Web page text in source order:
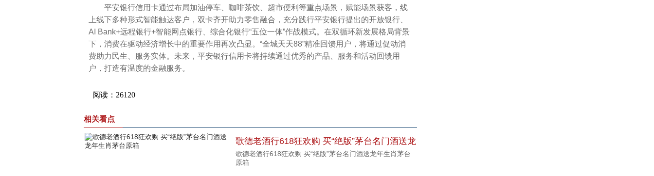
平安银行信用卡通过布局加油停车、咖啡茶饮、超市便利等重点场景，赋能场景获客，线
上线下多种形式智能触达客户，双卡齐开助力零售融合，充分践行平安银行提出的开放银行、
AI Bank+远程银行+智能网点银行、综合化银行“五位一体”作战模式。在双循环新发展格局背景
下，消费在驱动经济增长中的重要作用再次凸显。“全城天天88”精准回馈用户，将通过促动消
费助力民生、服务实体。未来，平安银行信用卡将持续通过优秀的产品、服务和活动回馈用
户，打造有温度的金融服务。
相关看点
歌德老酒行618狂欢购 买“绝版”茅台名门酒送龙
年生肖茅台原箱
歌德老酒行618狂欢购 买“绝版”茅台名门酒送龙年生肖茅台
原箱